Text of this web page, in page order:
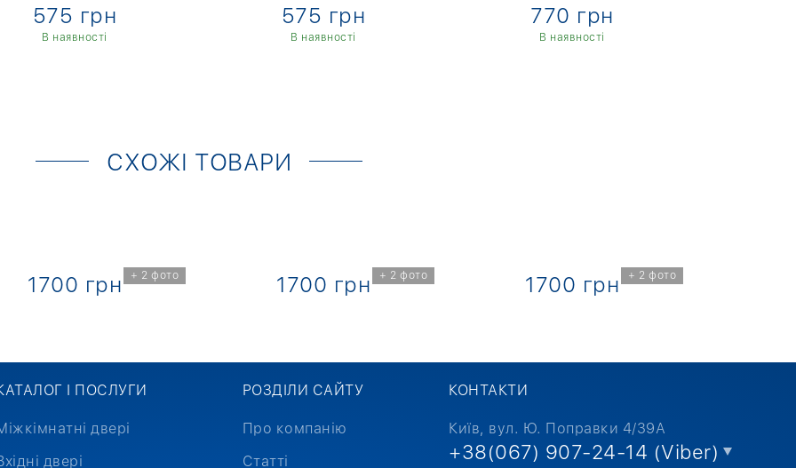
575 грн
В наявності
575 грн
В наявності
770 грн
В наявності
СХОЖІ ТОВАРИ
+ 2 фото
1700 грн + 2 фото
1700 грн + 2 фото
1700 грн
І ПОСЛУГИ
двері
двері
РОЗДІЛИ САЙТУ
Про компанію
Статті
КОНТАКТИ
Київ, вул. Ю. Поправки 4/39А
+38(067) 907-24-14 (Viber)